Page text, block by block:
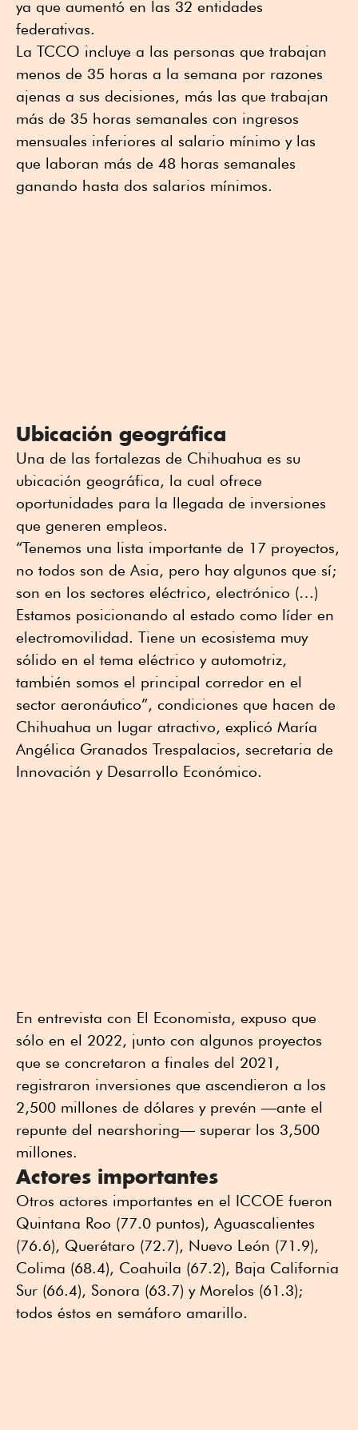
ya que aumentó en las 32 entidades
federativas.
La TCCO incluye a las personas que trabajan
menos de 35 horas a la semana por razones
ajenas a sus decisiones, más las que trabajan
más de 35 horas semanales con ingresos
mensuales inferiores al salario mínimo y las
que laboran más de 48 horas semanales
ganando hasta dos salarios mínimos.
Ubicación geográfica
Una de las fortalezas de Chihuahua es su
ubicación geográfica, la cual ofrece
oportunidades para la llegada de inversiones
que generen empleos.
“Tenemos una lista importante de 17 proyectos,
no todos son de Asia, pero hay algunos que sí;
son en los sectores eléctrico, electrónico (…)
Estamos posicionando al estado como líder en
electromovilidad. Tiene un ecosistema muy
sólido en el tema eléctrico y automotriz,
también somos el principal corredor en el
sector aeronáutico”, condiciones que hacen de
Chihuahua un lugar atractivo, explicó María
Angélica Granados Trespalacios, secretaria de
Innovación y Desarrollo Económico.
En entrevista con El Economista, expuso que
sólo en el 2022, junto con algunos proyectos
que se concretaron a finales del 2021,
registraron inversiones que ascendieron a los
2,500 millones de dólares y prevén —ante el
repunte del nearshoring— superar los 3,500
millones.
Actores importantes
Otros actores importantes en el ICCOE fueron
Quintana Roo (77.0 puntos), Aguascalientes
(76.6), Querétaro (72.7), Nuevo León (71.9),
Colima (68.4), Coahuila (67.2), Baja California
Sur (66.4), Sonora (63.7) y Morelos (61.3);
todos éstos en semáforo amarillo.